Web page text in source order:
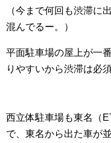
（今まで何回も渋滞に
混んでるー。）
平面駐車場の屋上が一
りやすいから渋滞は必
西立体駐車場も東名（
で、東名から出た車が